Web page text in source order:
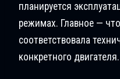
планируется
режимах. Главное —
соответствовала
конкретного двигателя.